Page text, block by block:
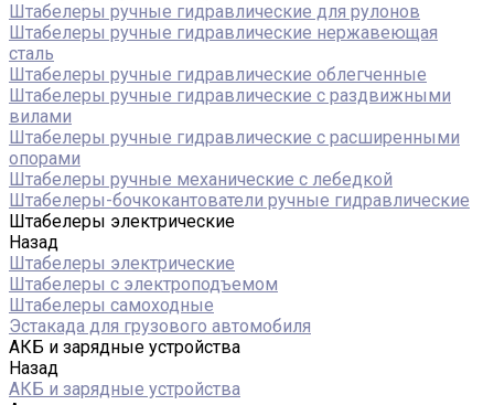
Штабелеры ручные гидравлические для рулонов
Штабелеры ручные гидравлические нержавеющая
сталь
Штабелеры ручные гидравлические облегченные
Штабелеры ручные гидравлические с раздвижными
вилами
Штабелеры ручные гидравлические с расширенными
опорами
Штабелеры ручные механические с лебедкой
Штабелеры-бочкокантователи ручные гидравлические
Штабелеры электрические
Назад
Штабелеры электрические
Штабелеры с электроподъемом
Штабелеры самоходные
Эстакада для грузового автомобиля
АКБ и зарядные устройства
Назад
АКБ и зарядные устройства